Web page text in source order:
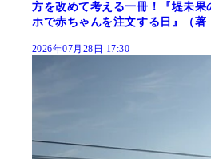
方を改めて考える一冊！『堤未
ホで赤ちゃんを注文する日』（著
2026年07月28日 17:30